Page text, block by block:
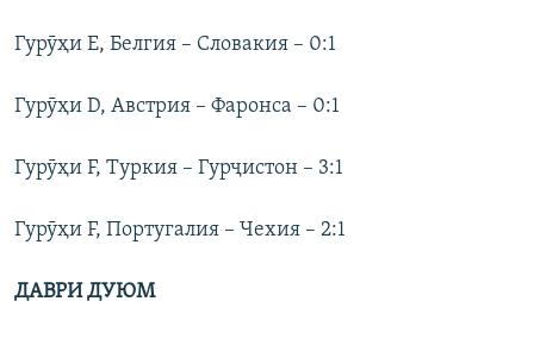
Гурӯҳи E, Белгия – Словакия – 0:1
Гурӯҳи D, Австрия – Фаронса – 0:1
Гурӯҳи F, Туркия – Гурҷистон – 3:1
Гурӯҳи F, Португалия – Чехия – 2:1
ДАВРИ ДУЮМ